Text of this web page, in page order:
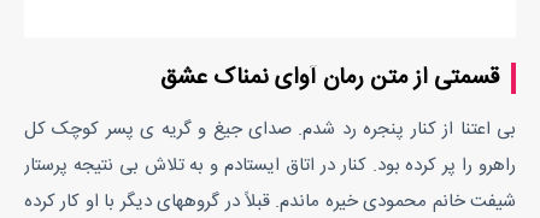
قسمتی از متن رمان آوای نمناک عشق
بی اعتنا از کنار پنجره رد شدم. صدای جیغ و گریه ی پسر کوچک کل
راهرو را پر کرده بود. کنار در اتاق ایستادم و به تلاش بی نتیجه پرستار
شیفت خانم محمودی خیره ماندم. قبلاً در گروههای دیگر با او کار کرده